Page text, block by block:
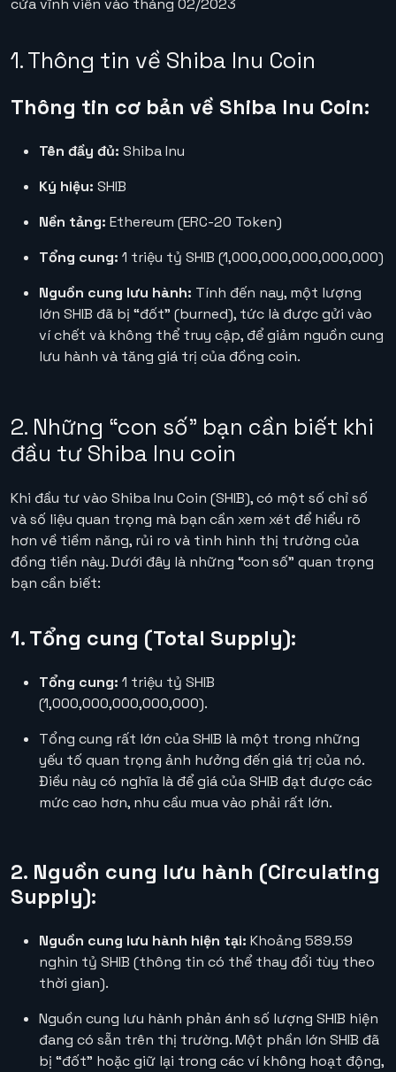
cửa vĩnh viễn vào tháng 02/2023
1. Thông tin về Shiba Inu Coin
Thông tin cơ bản về Shiba Inu Coin:
Tên đầy đủ: Shiba Inu
Ký hiệu: SHIB
Nền tảng: Ethereum (ERC-20 Token)
Tổng cung: 1 triệu tỷ SHIB (1,000,000,000,000,000)
Nguồn cung lưu hành: Tính đến nay, một lượng
lớn SHIB đã bị “đốt” (burned), tức là được gửi vào
ví chết và không thể truy cập, để giảm nguồn cung
lưu hành và tăng giá trị của đồng coin.
2. Những “con số” bạn cần biết khi
đầu tư Shiba Inu coin
Khi đầu tư vào Shiba Inu Coin (SHIB), có một số chỉ số
và số liệu quan trọng mà bạn cần xem xét để hiểu rõ
hơn về tiềm năng, rủi ro và tình hình thị trường của
đồng tiền này. Dưới đây là những “con số” quan trọng
bạn cần biết:
1. Tổng cung (Total Supply):
Tổng cung: 1 triệu tỷ SHIB
(1,000,000,000,000,000).
Tổng cung rất lớn của SHIB là một trong những
yếu tố quan trọng ảnh hưởng đến giá trị của nó.
Điều này có nghĩa là để giá của SHIB đạt được các
mức cao hơn, nhu cầu mua vào phải rất lớn.
2. Nguồn cung lưu hành (Circulating
Supply):
Nguồn cung lưu hành hiện tại: Khoảng 589.59
nghìn tỷ SHIB (thông tin có thể thay đổi tùy theo
thời gian).
Nguồn cung lưu hành phản ánh số lượng SHIB hiện
đang có sẵn trên thị trường. Một phần lớn SHIB đã
bị “đốt” hoặc giữ lại trong các ví không hoạt động,